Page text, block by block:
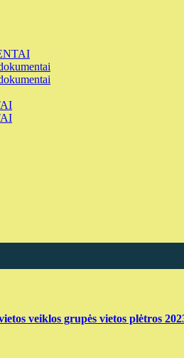
veiklos grupės vietos plėtros